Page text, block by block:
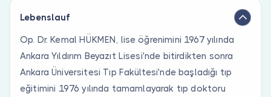
Lebenslauf
Op. Dr. Kemal HÜKMEN, lise öğrenimini 1967 yılında
Ankara Yıldırım Beyazıt Lisesi'nde bitirdikten sonra
Ankara Üniversitesi Tıp Fakültesi'nde başladığı tıp
eğitimini 1976 yılında tamamlayarak tıp doktoru